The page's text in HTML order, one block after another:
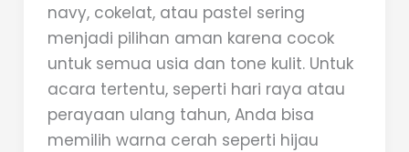
navy, cokelat, atau pastel sering
menjadi pilihan aman karena cocok
untuk semua usia dan tone kulit. Untuk
acara tertentu, seperti hari raya atau
perayaan ulang tahun, Anda bisa
memilih warna cerah seperti hijau